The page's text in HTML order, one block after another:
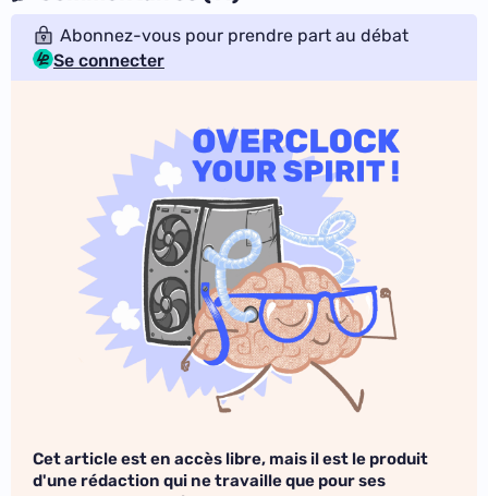
Abonnez-vous pour prendre part au débat
Se connecter
Cet article est en accès libre, mais il est le produit
d'une rédaction qui ne travaille que pour ses